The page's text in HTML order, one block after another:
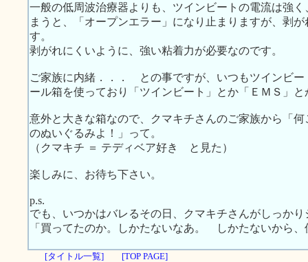
一般の低周波治療器よりも、ツインビートの電流は強
まうと、「オープンエラー」になり止まりますが、剥
す。
剥がれにくいように、強い粘着力が必要なのです。
ご家族に内緒．．． との事ですが、いつもツインビ
ール箱を使っており「ツインビート」とか「ＥＭＳ」
意外と大きな箱なので、クマキチさんのご家族から「
のぬいぐるみよ！」って。
（クマキチ ＝ テディベア好き と見た）
楽しみに、お待ち下さい。
p.s.
でも、いつかはバレるその日、クマキチさんがしっか
「買ってたのか。しかたないなあ。 しかたないから、
[タイトル一覧] [TOP PAGE]